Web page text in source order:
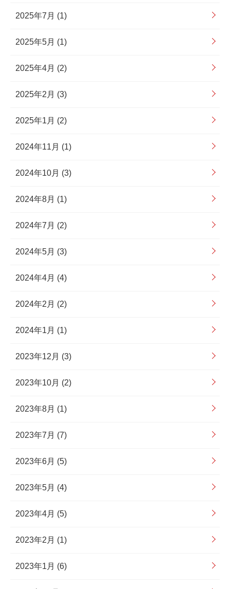
2025年7月 (1)
2025年5月 (1)
2025年4月 (2)
2025年2月 (3)
2025年1月 (2)
2024年11月 (1)
2024年10月 (3)
2024年8月 (1)
2024年7月 (2)
2024年5月 (3)
2024年4月 (4)
2024年2月 (2)
2024年1月 (1)
2023年12月 (3)
2023年10月 (2)
2023年8月 (1)
2023年7月 (7)
2023年6月 (5)
2023年5月 (4)
2023年4月 (5)
2023年2月 (1)
2023年1月 (6)